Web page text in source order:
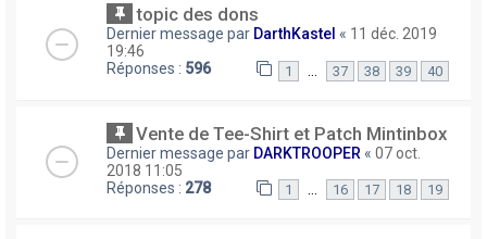
topic des dons
Dernier message par DarthKastel « 11 déc. 2019
19:46
Réponses : 596 1 37 38 39 40
Vente de Tee-Shirt et Patch Mintinbox
Dernier message par DARKTROOPER « 07 oct.
2018 11:05
Réponses : 278 1 16 17 18 19